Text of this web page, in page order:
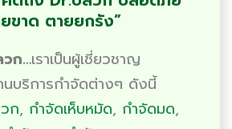
ขาด ตายยกรัง”
วก…เราเป็นผู้เชี่ยวชาญ
บริการกำจัดต่างๆ ดังนี้
ก, กำจัดเห็บหมัด, กำจัดมด,